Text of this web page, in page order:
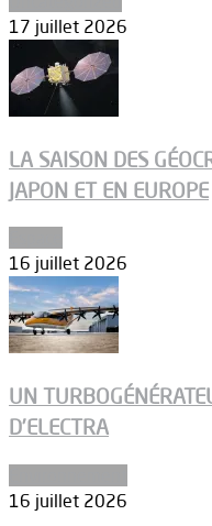
17 juillet 2026
LA SAISON DES
JAPON ET EN EUROPE
16 juillet 2026
UN
D’ELECTRA
16 juillet 2026